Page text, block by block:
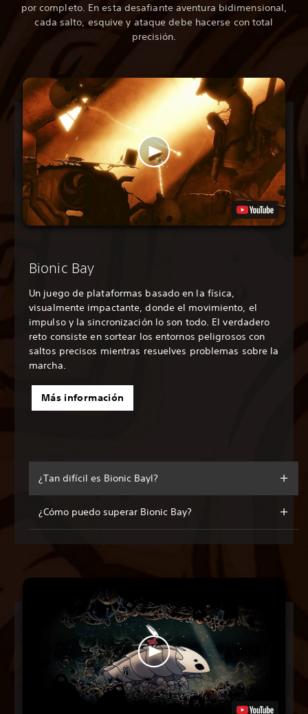
por completo. En esta desafiante aventura bidimensional,
cada salto, esquive y ataque debe hacerse con total
precisión.
Bionic Bay
Un juego de plataformas basado en la física,
visualmente impactante, donde el movimiento, el
impulso y la sincronización lo son todo. El verdadero
reto consiste en sortear los entornos peligrosos con
saltos precisos mientras resuelves problemas sobre la
marcha.
Más información
¿Tan difícil es Bionic Bayl?
¿Cómo puedo superar Bionic Bay?